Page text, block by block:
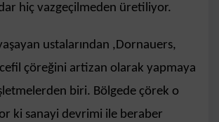
hiç vazgeçilmeden üretiliyor.
ustalarından ,Dornauers,
çöreğini artizan olarak yapmaya
biri. Bölgede çörek o
ki sanayi devrimi ile beraber